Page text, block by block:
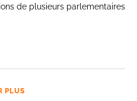
de plusieurs parlementaires
PLUS